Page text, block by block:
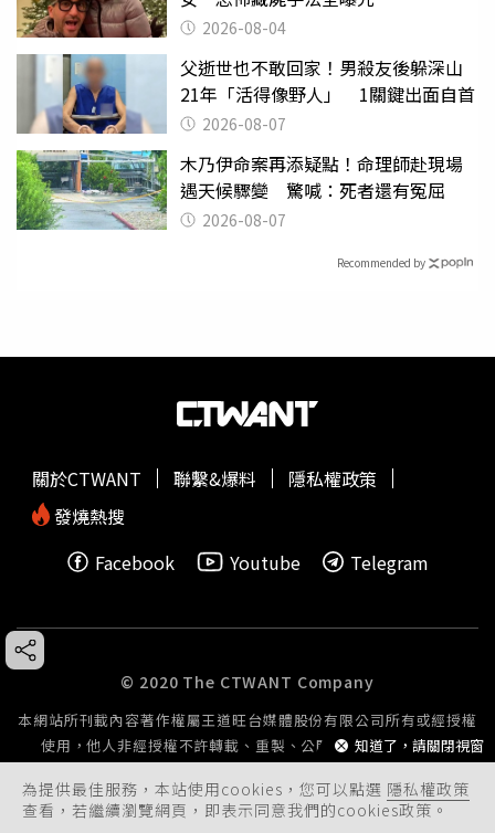
2026-08-04
父逝世也不敢回家！男殺友後躲深山
21年「活得像野人」 1關鍵出面自首
2026-08-07
木乃伊命案再添疑點！命理師赴現場
遇天候驟變 驚喊：死者還有冤屈
2026-08-07
Recommended by
為提供最佳服務，本站使用cookies，您可以點選 隱私權政策
查看，若繼續瀏覽網頁，即表示同意我們的cookies政策。
知道了，請關閉視窗
關於CTWANT 聯繫&爆料
隱私權政策
發燒熱搜
Facebook
Youtube Telegram
© 2020 The CTWANT Company
本網站所刊載內容著作權屬王道旺台媒體股份有限公司所有或經授權
使用，他人非經授權不許轉載、重製、公開播送或公開傳輸。